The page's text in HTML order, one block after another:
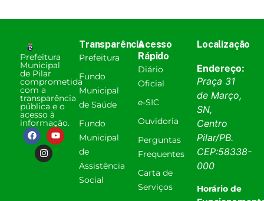
Prefeitura
Municipal
de Pilar
comprometida
com a
transparência
pública e o
acesso à
informação.
Transparência
Prefeitura
Fundo
Municipal
de Saúde
Fundo
Municipal
de
Assistência
Social
Acesso
Rápido
Diário
Oficial
e-SIC
Ouvidoria
Perguntas
Frequentes
Carta de
Serviços
Localização
Endereço:
Praça 31
de Março,
SN,
Centro
Pilar/PB.
CEP:58338-
000
Horário de